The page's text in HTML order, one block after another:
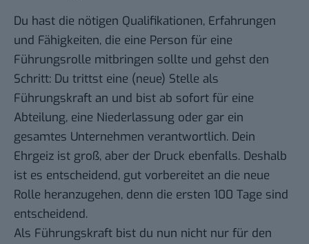
Du hast die nötigen Qualifikationen, Erfahrungen
und Fähigkeiten, die eine Person für eine
Führungsrolle mitbringen sollte und gehst den
Schritt: Du trittst eine (neue) Stelle als
Führungskraft an und bist ab sofort für eine
Abteilung, eine Niederlassung oder gar ein
gesamtes Unternehmen verantwortlich. Dein
Ehrgeiz ist groß, aber der Druck ebenfalls. Deshalb
ist es entscheidend, gut vorbereitet an die neue
Rolle heranzugehen, denn die ersten 100 Tage sind
entscheidend.
Als Führungskraft bist du nun nicht nur für den